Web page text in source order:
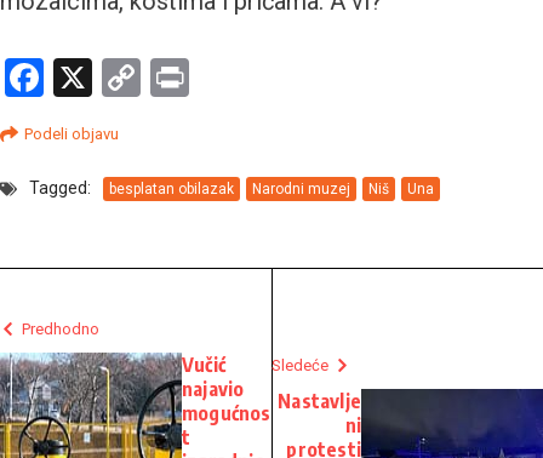
Facebook
X
Copy
Podeli objavu
Tagged: besplatan obilazak Narodni muzej Niš Una
Predhodno
Vučić
najavio
mogućnos
t
Sledeće
Nastavlje
ni
protesti